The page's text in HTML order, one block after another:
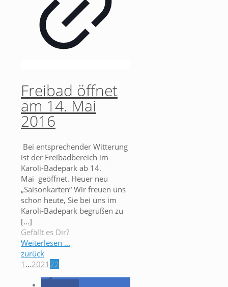
Freibad öffnet
am 14. Mai
2016
Bei entsprechender Witterung
ist der Freibadbereich im
Karoli-Badepark ab 14.
Mai geöffnet. Heuer neu
„Saisonkarten“ Wir freuen uns
schon heute, Sie bei uns im
Karoli-Badepark begrüßen zu
[…]
Gefällt es Dir?
Weiterlesen ...
zurück
1 ...2021 22